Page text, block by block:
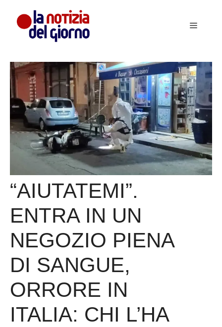
contenuto
Menu
“AIUTATEMI”.
ENTRA IN UN
NEGOZIO PIENA
DI SANGUE,
ORRORE IN
ITALIA: CHI L’HA